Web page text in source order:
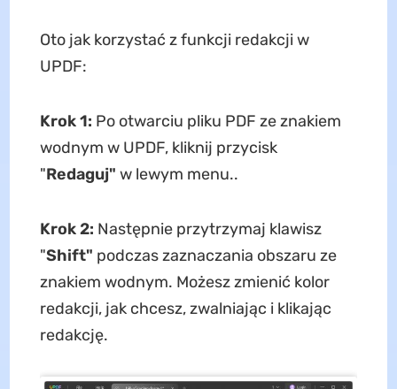
Oto jak korzystać z funkcji redakcji w
UPDF:
Krok 1: Po otwarciu pliku PDF ze znakiem
wodnym w UPDF, kliknij przycisk
"Redaguj" w lewym menu..
Krok 2: Następnie przytrzymaj klawisz
"Shift" podczas zaznaczania obszaru ze
znakiem wodnym. Możesz zmienić kolor
redakcji, jak chcesz, zwalniając i klikając
redakcję.